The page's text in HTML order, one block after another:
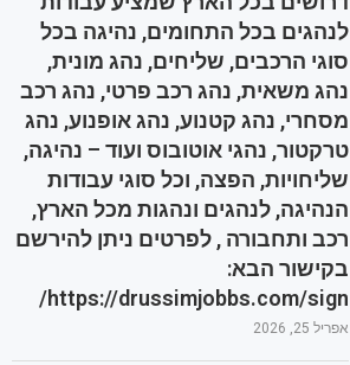
לנהגים בכל התחומים, נהיגה בכל
סוגי הרכבים, שליחים, נהג מונית,
נהג משאית, נהג רכב פרטי, נהג רכב
מסחרי, נהג קטנוע, נהג אופנוע, נהג
טרקטור, נהגי אוטובוס ועוד – נהיגה,
שליחויות, הפצה, וכל סוגי עבודות
הנהיגה, לנהגים ונהגות מכל הארץ,
רכב ותחבורה , לפרטים ניתן להירשם
בקישור הבא:
https://drussimjobbs.com/sign/
אפריל 25, 2026